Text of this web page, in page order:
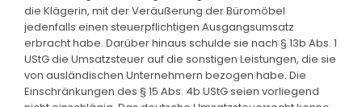
die Klägerin, mit der Veräußerung der Büromöbel
jedenfalls einen steuerpflichtigen Ausgangsumsatz
erbracht habe. Darüber hinaus schulde sie nach § 13b Abs. 1
UStG die Umsatzsteuer auf die sonstigen Leistungen, die sie
von ausländischen Unternehmern bezogen habe. Die
Einschränkungen des § 15 Abs. 4b UStG seien vorliegend